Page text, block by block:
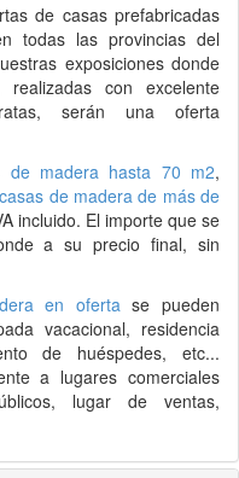
de casas prefabricadas
todas las provincias del
exposiciones donde
con excelente
serán una oferta
de madera hasta 70 m2,
casas de madera de más de
incluido. El importe que se
a su precio final, sin
en oferta se pueden
vacacional, residencia
de huéspedes, etc...
a lugares comerciales
lugar de ventas,